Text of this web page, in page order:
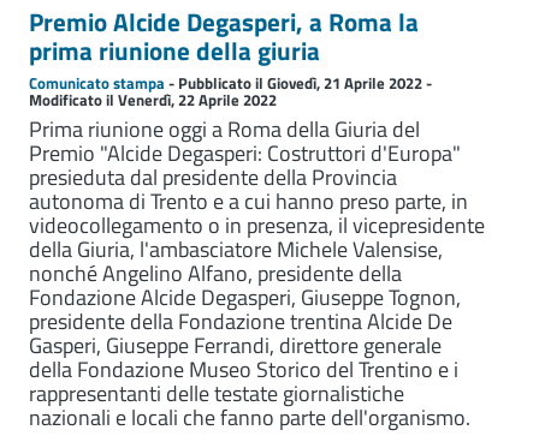
Premio Alcide Degasperi, a Roma la
prima riunione della giuria
Comunicato stampa- Pubblicato il Giovedì, 21 Aprile 2022 -
Modificato il Venerdì, 22 Aprile 2022
Prima riunione oggi a Roma della Giuria del
Premio "Alcide Degasperi: Costruttori d'Europa"
presieduta dal presidente della Provincia
autonoma di Trento e a cui hanno preso parte, in
videocollegamento o in presenza, il vicepresidente
della Giuria, l'ambasciatore Michele Valensise,
nonché Angelino Alfano, presidente della
Fondazione Alcide Degasperi, Giuseppe Tognon,
presidente della Fondazione trentina Alcide De
Gasperi, Giuseppe Ferrandi, direttore generale
della Fondazione Museo Storico del Trentino e i
rappresentanti delle testate giornalistiche
nazionali e locali che fanno parte dell'organismo.